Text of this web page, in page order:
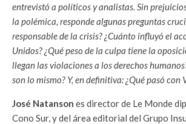
entrevistó a políticos y analistas. Sin
la polémica, responde algunas preguntas
responsable de la crisis? ¿Cuánto influyó el
Unidos? ¿Qué peso de la culpa tiene la
llegan las violaciones a los derechos
son lo mismo? Y, en definitiva: ¿Qué pasó con
José Natanson es director de Le Monde
Cono Sur, y del área editorial del Grupo